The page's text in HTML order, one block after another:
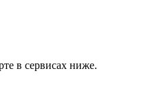
в сервисах ниже.